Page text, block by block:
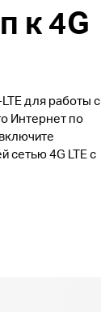
к 4G
для работы с
Интернет по
сетью 4G LTE с